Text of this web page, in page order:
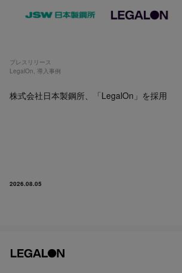
プレスリリース
LegalOn, 導入事例
株式会社日本製鋼所、「LegalOn」を採用
2026.08.05